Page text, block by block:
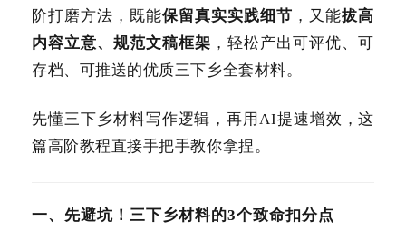
阶打磨方法，既能保留真实实践细节 ，又能拔高
内容立意、规范文稿框架 ，轻松产出可评优、可
存档、可推送的优质三下乡全套材料。
先懂三下乡材料写作逻辑，再用AI提速增效，这
篇高阶教程直接手把手教你拿捏。
一、先避坑！三下乡材料的3个致命扣分点